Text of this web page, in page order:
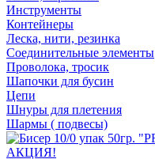
Инструменты
Контейнеры
Леска, нити, резинка
Соединительные элементы
Проволока, тросик
Шапочки для бусин
Цепи
Шнуры для плетения
Шармы ( подвесы)